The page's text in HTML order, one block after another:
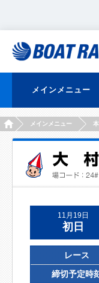
メインメニュー
HOMEメインメニュー
11月19日
初日
レース
締切予定時